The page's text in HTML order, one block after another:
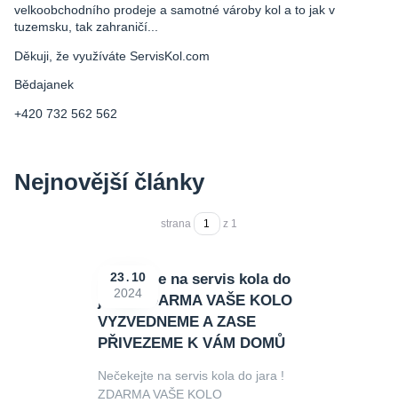
velkoobchodního prodeje a samotné vároby kol a to jak v
tuzemsku, tak zahraničí...
Děkuji, že využíváte ServisKol.com
Bědajanek
+420 732 562 562
Nejnovější články
strana z 1
Nečekejte na servis kola do
jara ! ZDARMA VAŠE KOLO
VYZVEDNEME A ZASE
PŘIVEZEME K VÁM DOMŮ
23
10
2024
Nečekejte na servis kola do jara !
ZDARMA VAŠE KOLO